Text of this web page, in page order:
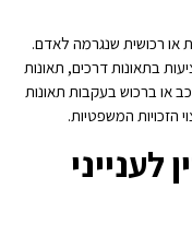
או רכושית שנגרמה לאדם.
בתאונות דרכים, תאונות
או ברכוש בעקבות תאונות
הזכויות המשפטיות.
לענייני